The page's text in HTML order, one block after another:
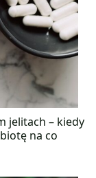
jelitach – kiedy
na co